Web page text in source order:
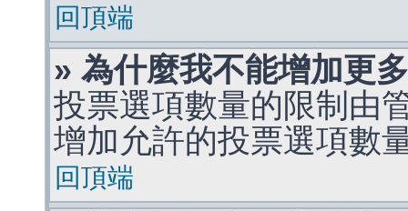
回頂端
» 為什麼我不能增加更
投票選項數量的限制由
增加允許的投票選項數
回頂端